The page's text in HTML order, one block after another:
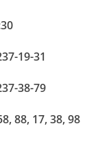
19-31
38-79
88, 17, 38, 98